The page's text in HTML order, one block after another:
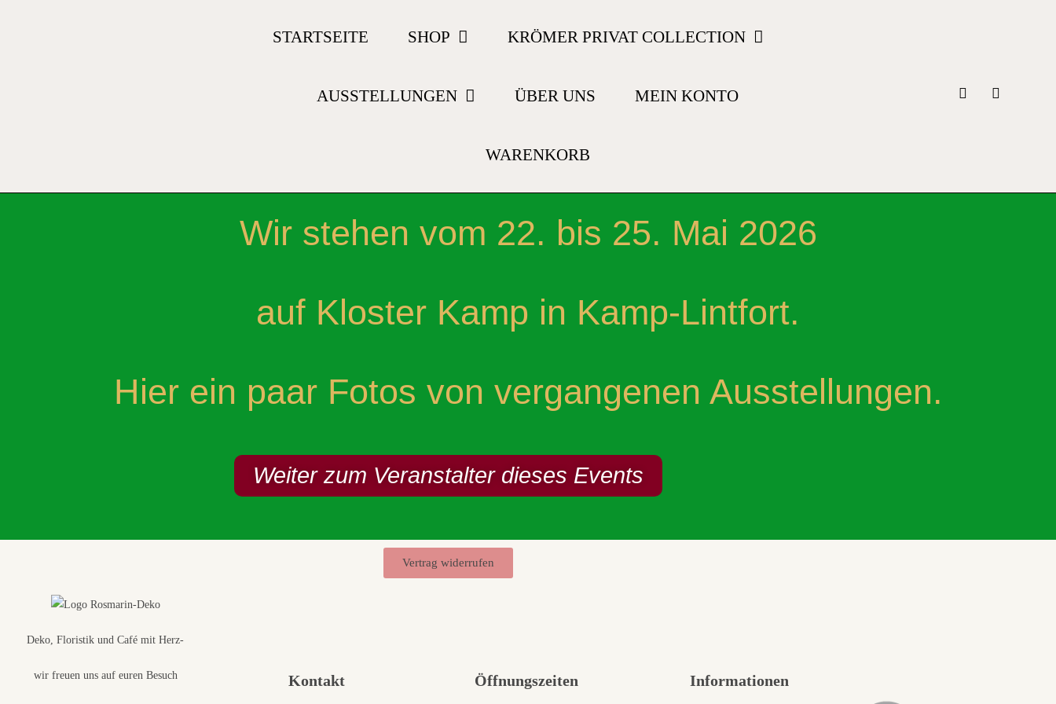
STARTSEITE SHOP KRÖMER PRIVAT COLLECTION
AUSSTELLUNGEN ÜBER UNS MEIN KONTO
WARENKORB
Wir stehen vom 22. bis 25. Mai 2026
auf Kloster Kamp in Kamp-Lintfort.
Hier ein paar Fotos von vergangenen Ausstellungen.
Weiter zum Veranstalter dieses Events
Vertrag widerrufen
Deko, Floristik und Café mit Herz-
wir freuen uns auf euren Besuch Kontakt Öffnungszeiten Informationen